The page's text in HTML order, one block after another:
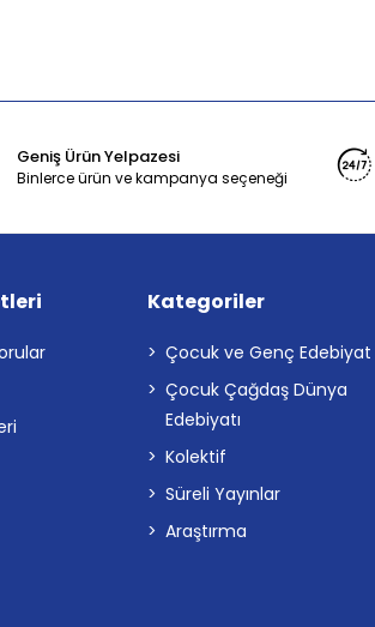
Geniş Ürün Yelpazesi
Binlerce ürün ve kampanya seçeneği
Kategoriler
Çocuk ve Genç Edebiyat
Çocuk Çağdaş Dünya
Edebiyatı
Kolektif
Süreli Yayınlar
Araştırma